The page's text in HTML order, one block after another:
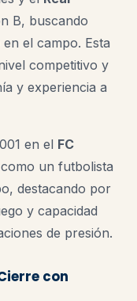
B, buscando
el campo. Esta
competitivo y
y experiencia a
en el FC
un futbolista
destacando por
y capacidad
de presión.
con